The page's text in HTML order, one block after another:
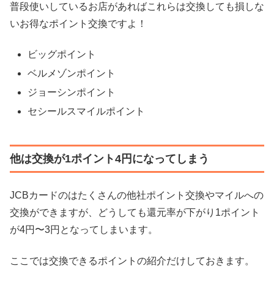
普段使いしているお店があればこれらは交換しても損しな
いお得なポイント交換ですよ！
ビッグポイント
ベルメゾンポイント
ジョーシンポイント
セシールスマイルポイント
他は交換が1ポイント4円になってしまう
JCBカードのはたくさんの他社ポイント交換やマイルへの
交換ができますが、どうしても還元率が下がり1ポイント
が4円〜3円となってしまいます。
ここでは交換できるポイントの紹介だけしておきます。